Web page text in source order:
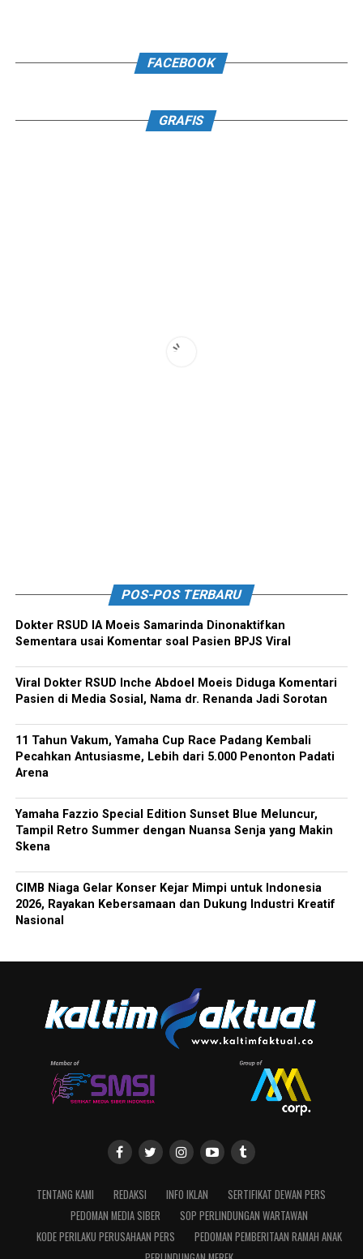
FACEBOOK
GRAFIS
POS-POS TERBARU
Dokter RSUD IA Moeis Samarinda Dinonaktifkan
Sementara usai Komentar soal Pasien BPJS Viral
Viral Dokter RSUD Inche Abdoel Moeis Diduga Komentari
Pasien di Media Sosial, Nama dr. Renanda Jadi Sorotan
11 Tahun Vakum, Yamaha Cup Race Padang Kembali
Pecahkan Antusiasme, Lebih dari 5.000 Penonton Padati
Arena
Yamaha Fazzio Special Edition Sunset Blue Meluncur,
Tampil Retro Summer dengan Nuansa Senja yang Makin
Skena
CIMB Niaga Gelar Konser Kejar Mimpi untuk Indonesia
2026, Rayakan Kebersamaan dan Dukung Industri Kreatif
Nasional
TENTANG KAMI REDAKSI INFO IKLAN
SERTIFIKAT DEWAN PERS
PEDOMAN MEDIA SIBER
SOP PERLINDUNGAN WARTAWAN
KODE PERILAKU PERUSAHAAN PERS
PEDOMAN PEMBERITAAN RAMAH ANAK